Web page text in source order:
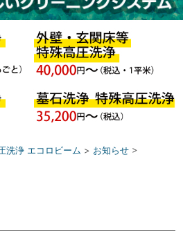
洗浄 エコロビーム > お知らせ >